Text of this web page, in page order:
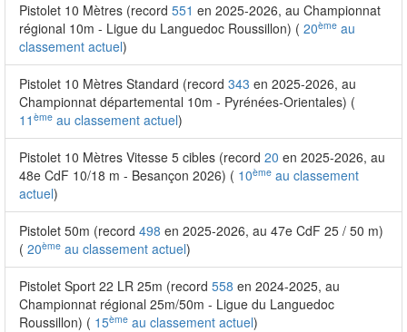
Pistolet 10 Mètres (record 551 en 2025-2026, au Championnat
régional 10m - Ligue du Languedoc Roussillon) ( 20ème au
classement actuel)
Pistolet 10 Mètres Standard (record 343 en 2025-2026, au
Championnat départemental 10m - Pyrénées-Orientales) (
11 ème au classement actuel)
Pistolet 10 Mètres Vitesse 5 cibles (record 20 en 2025-2026, au
48e CdF 10/18 m - Besançon 2026) ( 10ème au classement
actuel)
Pistolet 50m (record 498 en 2025-2026, au 47e CdF 25 / 50 m)
( 20ème au classement actuel)
Pistolet Sport 22 LR 25m (record 558 en 2024-2025, au
Championnat régional 25m/50m - Ligue du Languedoc
Roussillon) ( 15ème au classement actuel)